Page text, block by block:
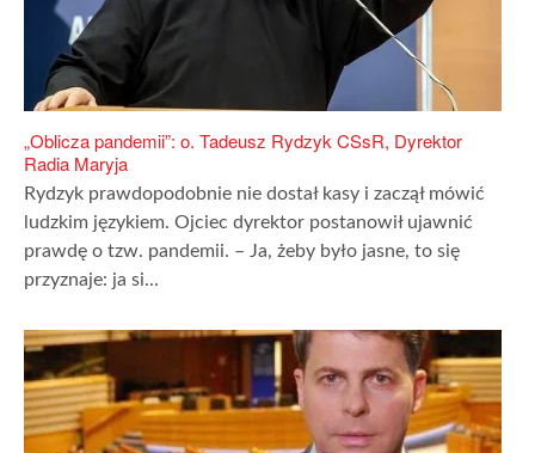
„Oblicza pandemii”: o. Tadeusz Rydzyk CSsR, Dyrektor
Radia Maryja
Rydzyk prawdopodobnie nie dostał kasy i zaczął mówić
ludzkim językiem. Ojciec dyrektor postanowił ujawnić
prawdę o tzw. pandemii. – Ja, żeby było jasne, to się
przyznaje: ja si...